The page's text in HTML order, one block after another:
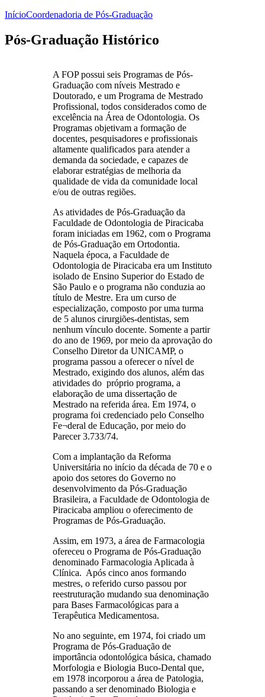
InícioCoordenadoria de Pós-Graduação
Pós-Graduação Histórico
A FOP possui seis Programas de Pós-
Graduação com níveis Mestrado e
Doutorado, e um Programa de Mestrado
Profissional, todos considerados como de
excelência na Área de Odontologia. Os
Programas objetivam a formação de
docentes, pesquisadores e profissionais
altamente qualificados para atender a
demanda da sociedade, e capazes de
elaborar estratégias de melhoria da
qualidade de vida da comunidade local
e/ou de outras regiões.
As atividades de Pós-Graduação da
Faculdade de Odontologia de Piracicaba
foram iniciadas em 1962, com o Programa
de Pós-Graduação em Ortodontia.
Naquela época, a Faculdade de
Odontologia de Piracicaba era um Instituto
isolado de Ensino Superior do Estado de
São Paulo e o programa não conduzia ao
título de Mestre. Era um curso de
especialização, composto por uma turma
de 5 alunos cirurgiões-dentistas, sem
nenhum vínculo docente. Somente a partir
do ano de 1969, por meio da aprovação do
Conselho Diretor da UNICAMP, o
programa passou a oferecer o nível de
Mestrado, exigindo dos alunos, além das
atividades do próprio programa, a
elaboração de uma dissertação de
Mestrado na referida área. Em 1974, o
programa foi credenciado pelo Conselho
Fe¬deral de Educação, por meio do
Parecer 3.733/74.
Com a implantação da Reforma
Universitária no início da década de 70 e o
apoio dos setores do Governo no
desenvolvimento da Pós-Graduação
Brasileira, a Faculdade de Odontologia de
Piracicaba ampliou o oferecimento de
Programas de Pós-Graduação.
Assim, em 1973, a área de Farmacologia
ofereceu o Programa de Pós-Graduação
denominado Farmacologia Aplicada à
Clínica. Após cinco anos formando
mestres, o referido curso passou por
reestruturação mudando sua denominação
para Bases Farmacológicas para a
Terapêutica Medicamentosa.
No ano seguinte, em 1974, foi criado um
Programa de Pós-Graduação de
importância odontológica básica, chamado
Morfologia e Biologia Buco-Dental que,
em 1978 incorporou a área de Patologia,
passando a ser denominado Biologia e